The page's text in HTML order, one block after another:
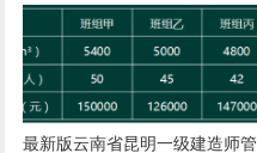
最新版云南省昆明一级建造师管